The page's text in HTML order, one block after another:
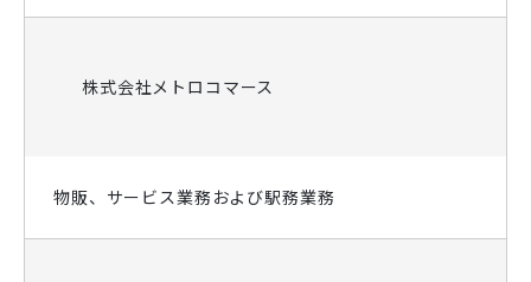
株式会社メトロコマース
物販、サービス業務および駅務業務